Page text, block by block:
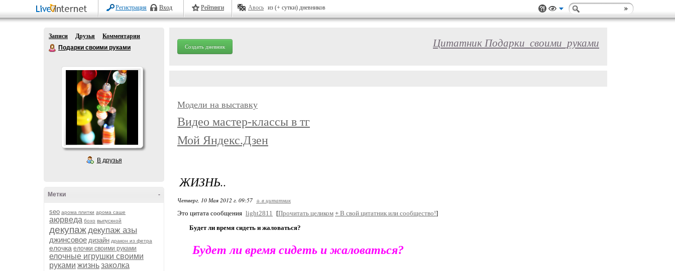
Регистрация Вход Рейтинги Авось из (+ сутки) дневников
Записи Друзья
Комментарии
Подарки своими руками
В друзья
-
Метки
seo арома плитки арома саше
аюрведа бохо выпускной
декупаждекупаж азы
джинсовое дизайн дракон из фетра
елочка елочки своими руками
елочные игрушки своими
руками жизньзаколка
Создать дневник Цитатник Подарки_своими_руками
Модели на выставку
Видео мастер-классы в тг
Мой Яндекс.Дзен
ЖИЗНЬ..
Четверг, 10 Мая 2012 г. 09:57 + в цитатник
Это цитата сообщения light2811 [Прочитать целиком + В свой цитатник или сообщество!]
Будет ли время сидеть и жаловаться?
Будет ли время сидеть и жаловаться?